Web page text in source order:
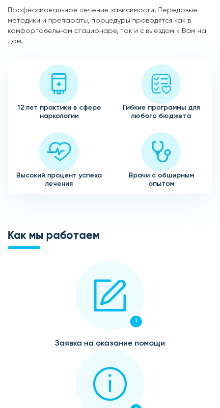
Профессиональное лечение зависимости. Передовые
методики и препараты, процедуры проводятся как в
комфортабельном стационаре, так и с выездом к Вам на
дом.
12 лет практики в сфере
наркологии
Гибкие программы для
любого бюджета
Высокий процент успеха
лечения
Врачи с обширным
опытом
Как мы работаем
1
Заявка на оказание помощи